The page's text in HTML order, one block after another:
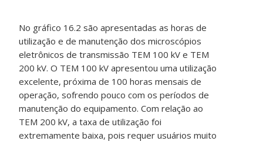
No gráfico 16.2 são apresentadas as horas de
utilização e de manutenção dos microscópios
eletrônicos de transmissão TEM 100 kV e TEM
200 kV. O TEM 100 kV apresentou uma utilização
excelente, próxima de 100 horas mensais de
operação, sofrendo pouco com os períodos de
manutenção do equipamento. Com relação ao
TEM 200 kV, a taxa de utilização foi
extremamente baixa, pois requer usuários muito